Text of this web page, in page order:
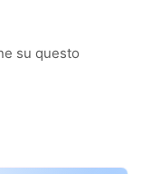
su questo